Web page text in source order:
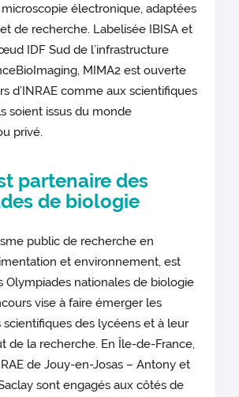
électronique, adaptées
de recherche. Labelisée IBISA et
IDF Sud de l’infrastructure
MIMA2 est ouverte
d’INRAE comme aux scientifiques
soient issus du monde
privé.
partenaire des
de biologie
public de recherche en
et environnement, est
Olympiades nationales de biologie
vise à faire émerger les
des lycéens et à leur
de la recherche. En Île-de-France,
de Jouy-en-Josas – Antony et
sont engagés aux côtés de